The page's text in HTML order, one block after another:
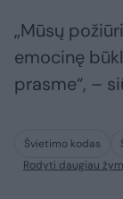
„Mūsų
emocinę
prasme“, –
Švietimo kodas
Rodyti daugiau